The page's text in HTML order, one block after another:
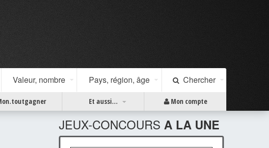
Valeur, nombre Pays, région, âge Chercher
Et aussi... Mon compte
JEUX-CONCOURS A LA UNE